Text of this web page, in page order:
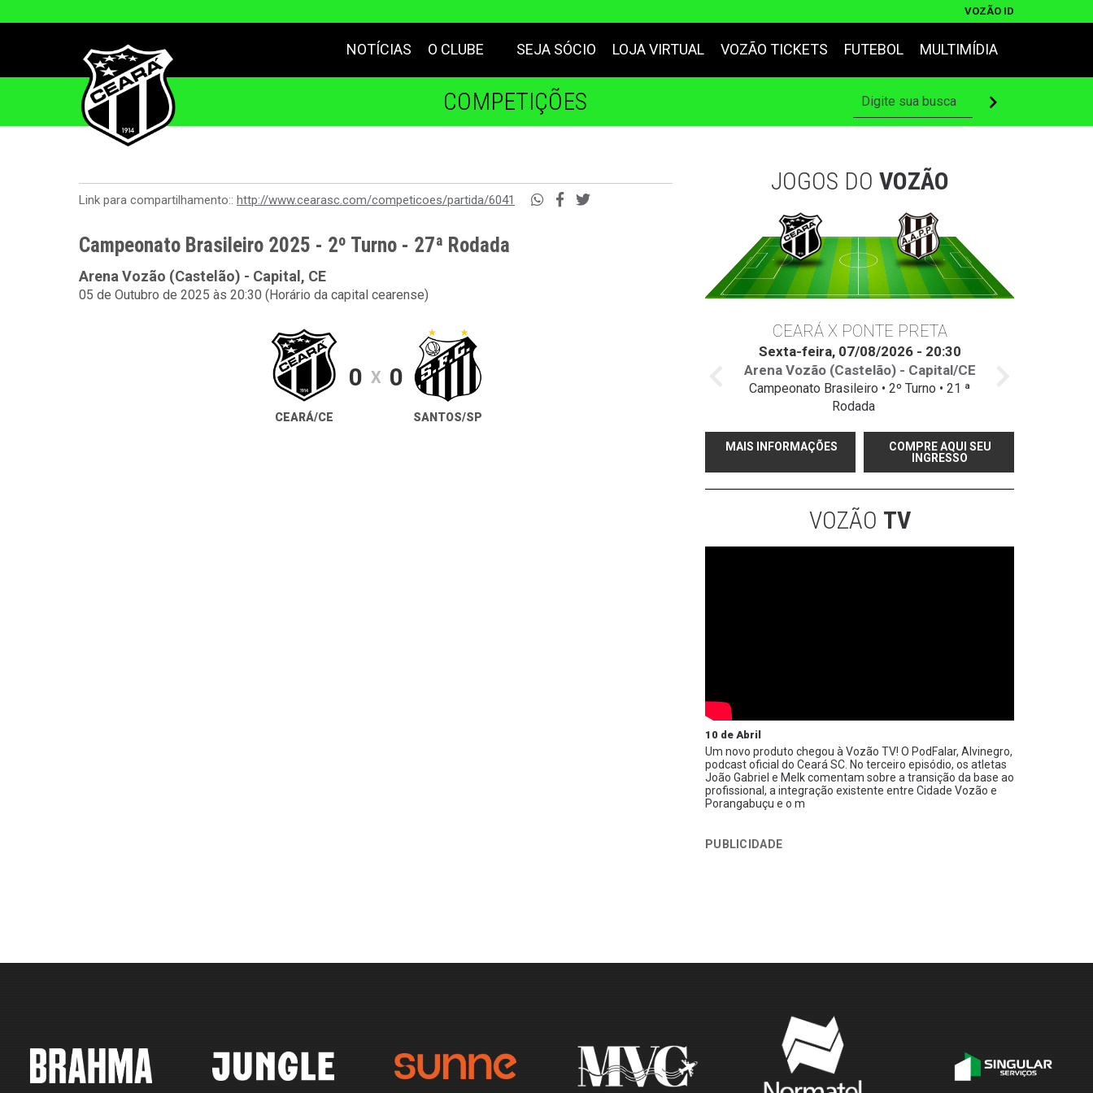
VOZÃO ID
NOTÍCIAS O CLUBE SEJA SÓCIO LOJA VIRTUAL VOZÃO TICKETS FUTEBOL MULTIMÍDIA
COMPETIÇÕES
Link para compartilhamento:: http://www.cearasc.com/competicoes/partida/6041
Campeonato Brasileiro 2025 - 2º Turno - 27ª Rodada
Arena Vozão (Castelão) - Capital, CE
05 de Outubro de 2025 às 20:30 (Horário da capital cearense)
CEARÁ/CE
0 X 0
SANTOS/SP
JOGOS DO VOZÃO
CEARÁ X PONTE PRETA
Sexta-feira, 07/08/2026 - 20:30
Arena Vozão (Castelão) - Capital/CE
Campeonato Brasileiro • 2º Turno • 21 ª
Rodada
MAIS INFORMAÇÕES
COMPRE AQUI SEU
INGRESSO
VOZÃO TV
10 de Abril
Um novo produto chegou à Vozão TV! O PodFalar, Alvinegro,
podcast oficial do Ceará SC. No terceiro episódio, os atletas
João Gabriel e Melk comentam sobre a transição da base ao
profissional, a integração existente entre Cidade Vozão e
Porangabuçu e o m
PUBLICIDADE